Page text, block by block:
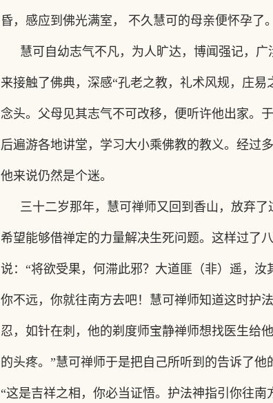
昏，感应到佛光满室， 不久慧可的母亲便怀孕了
慧可自幼志气不凡，为人旷达，博闻强记，
来接触了佛典，深感“孔老之教，礼术风规，庄
念头。父母见其志气不可改移，便听许他出家。
后遍游各地讲堂，学习大小乘佛教的教义。经过
他来说仍然是个迷。
三十二岁那年，慧可禅师又回到香山，放弃
希望能够借禅定的力量解决生死问题。这样过了八
说： “将欲受果，何滞此邪？大道匪（非）遥，汝
你不远，你就往南方去吧！慧可禅师知道这时护
忍，如针在刺，他的剃度师宝静禅师想找医生给
的头疼。”慧可禅师于是把自己所听到的告诉了
“这是吉祥之相，你必当证悟。护法神指引你往